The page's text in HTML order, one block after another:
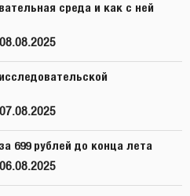
среда и как с ней
08.08.2025
07.08.2025
699 рублей до конца лета
06.08.2025